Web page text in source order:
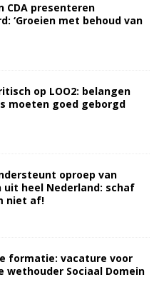
CDA presenteren
‘Groeien met behoud van
op LOO2: belangen
moeten goed geborgd
oproep van
heel Nederland: schaf
niet af!
formatie: vacature voor
wethouder Sociaal Domein